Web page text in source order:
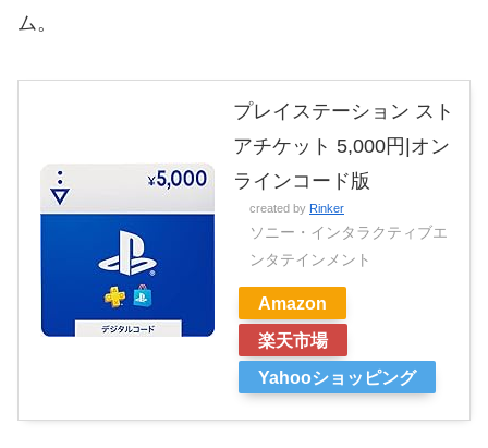
ム。
プレイステーション スト
アチケット 5,000円|オン
ラインコード版
created by Rinker
ソニー・インタラクティブエ
ンタテインメント
Amazon
楽天市場
Yahooショッピング